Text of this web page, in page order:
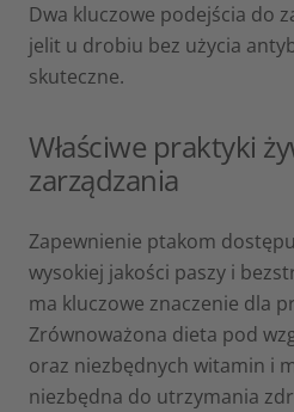
Dwa kluczowe podejścia do
jelit u drobiu bez użycia
skuteczne.
Właściwe praktyki
zarządzania
Zapewnienie ptakom
wysokiej jakości paszy i
ma kluczowe znaczenie dla
Zrównoważona dieta pod
oraz niezbędnych witamin i
niezbędna do utrzymania